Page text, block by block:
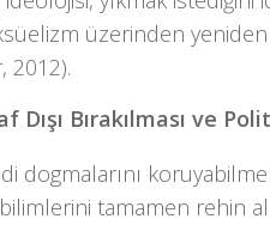
üzerinden
2012).
Dışı Bırakılması ve
dogmalarını
tamamen rehin